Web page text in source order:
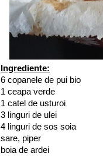
Ingrediente:
6 copanele de pui bio
1 ceapa verde
1 catel de usturoi
3 linguri de ulei
4 linguri de sos soia
sare, piper
boia de ardei